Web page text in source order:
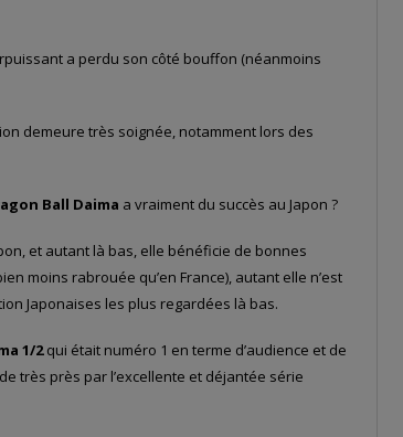
a perdu son côté bouffon (néanmoins
demeure très soignée, notamment lors des
Ball Daima a vraiment du succès au Japon ?
et autant là bas, elle bénéficie de bonnes
moins rabrouée qu’en France), autant elle n’est
Japonaises les plus regardées là bas.
1/2qui était numéro 1 en terme d’audience et de
très près par l’excellente et déjantée série